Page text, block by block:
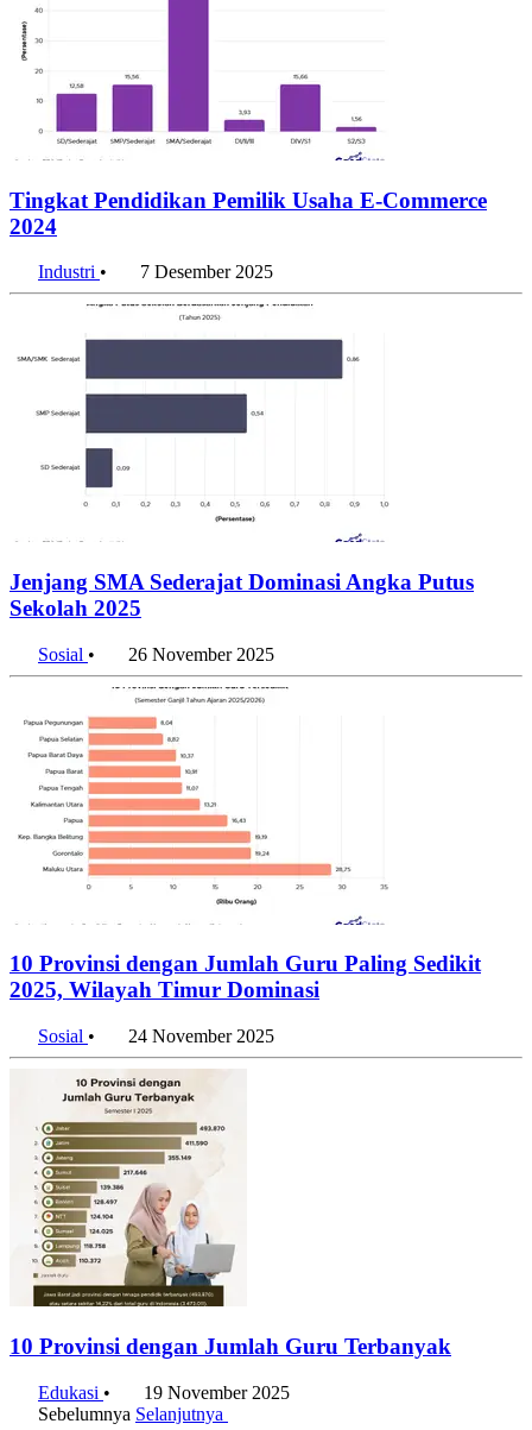
Tingkat Pendidikan Pemilik Usaha E-Commerce
2024
Industri • 7 Desember 2025
Jenjang SMA Sederajat Dominasi Angka Putus
Sekolah 2025
Sosial • 26 November 2025
10 Provinsi dengan Jumlah Guru Paling Sedikit
2025, Wilayah Timur Dominasi
Sosial • 24 November 2025
10 Provinsi dengan Jumlah Guru Terbanyak
Edukasi •
19 November 2025
Sebelumnya Selanjutnya